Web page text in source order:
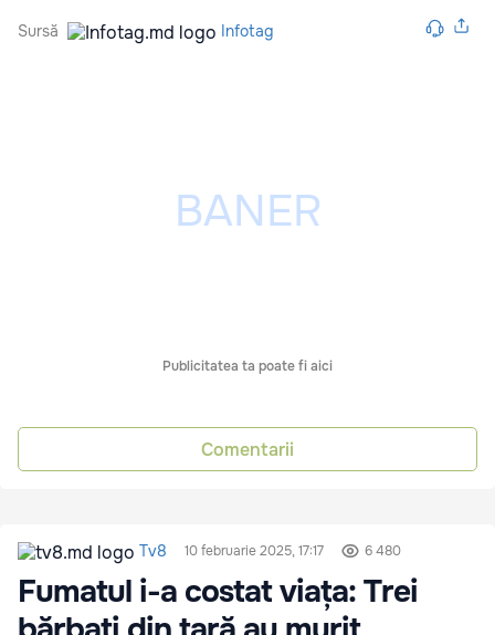
Sursă Infotag
Publicitatea ta poate fi aici
Comentarii
Tv8 10 februarie 2025, 17:17 6 480
Fumatul i-a costat viața: Trei